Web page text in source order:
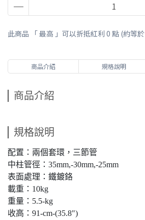
此商品 「 最高 」可以折抵紅利 0 點 (約等於
商品介紹 規格說明
商品介紹
規格說明
配置：兩個套環，三節管
中柱管徑：35mm,-30mm,-25mm
表面處理：鐵鍍鉻
載重：10kg
重量：5.5-kg
收高：91-cm-(35.8")